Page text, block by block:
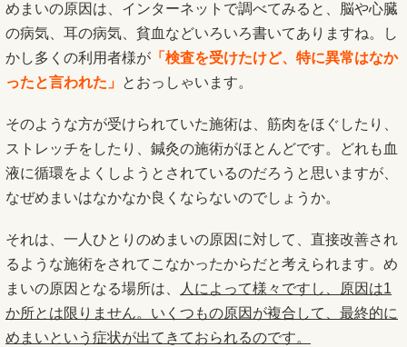
めまいの原因は、インターネットで調べてみると、脳や心臓
の病気、耳の病気、貧血などいろいろ書いてありますね。し
かし多くの利用者様が 「検査を受けたけど、特に異常はなか
ったと言われた」 とおっしゃいます。
そのような方が受けられていた施術は、筋肉をほぐしたり、
ストレッチをしたり、鍼灸の施術がほとんどです。どれも血
液に循環をよくしようとされているのだろうと思いますが、
なぜめまいはなかなか良くならないのでしょうか。
それは、一人ひとりのめまいの原因に対して、直接改善され
るような施術をされてこなかったからだと考えられます。め
まいの原因となる場所は、
人によって様々ですし、原因は1
か所とは限りません。いくつもの原因が複合して、最終的に
めまいという症状が出てきておられるのです。